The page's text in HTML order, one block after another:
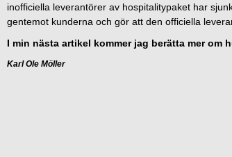
inofficiella leverantörer av hospitalitypaket har
gentemot kunderna och gör att den officiella
I min nästa artikel kommer jag berätta mer
Karl Ole Möller